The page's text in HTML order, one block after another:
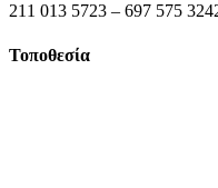
211 013 5723 – 697 575
Τοποθεσία